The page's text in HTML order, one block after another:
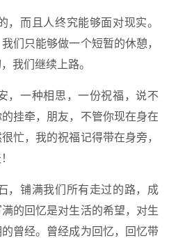
，而且人终究能够面对现实。
们只能够做一个短暂的休憩，
我们继续上路。
，一种相思，一份祝福，说不
挂牵，朋友，不管你现在身在
忙，我的祝福记得带在身旁，
，铺满我们所有走过的路，成
的回忆是对生活的希望，对生
曾经。曾经成为回忆，回忆带